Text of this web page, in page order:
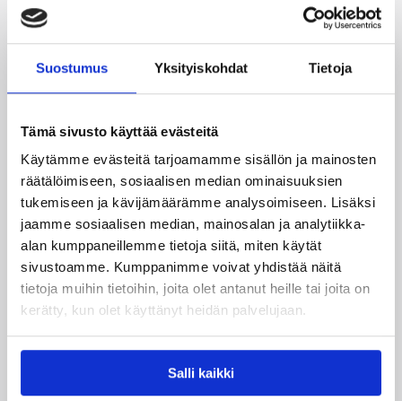
Suostumus Yksityiskohdat Tietoja
Tämä sivusto käyttää evästeitä
Käytämme evästeitä tarjoamamme sisällön ja mainosten
räätälöimiseen, sosiaalisen median ominaisuuksien
tukemiseen ja kävijämäärämme analysoimiseen. Lisäksi
jaamme sosiaalisen median, mainosalan ja analytiikka-
alan kumppaneillemme tietoja siitä, miten käytät
sivustoamme. Kumppanimme voivat yhdistää näitä
tietoja muihin tietoihin, joita olet antanut heille tai joita on
kerätty, kun olet käyttänyt heidän palvelujaan.
Salli kaikki
haluavat sitoutua lasten valmennuksen
kehittämiseen henkilökohtaisella ja oman
01.07.2026 11:30